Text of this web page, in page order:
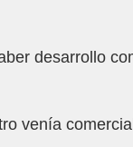
desarrollo
venía